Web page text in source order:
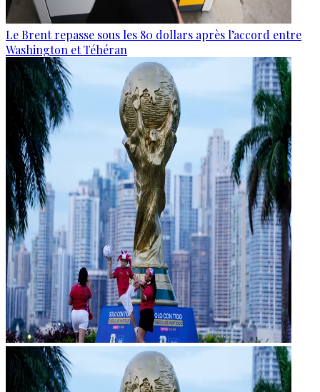
Le Brent repasse sous les 80 dollars après l’accord entre
Washington et Téhéran